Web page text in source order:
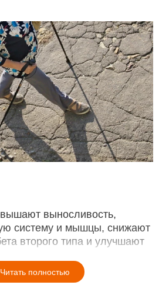
выносливость,
систему и мышцы, снижают
второго типа и улучшают
Читать полностью